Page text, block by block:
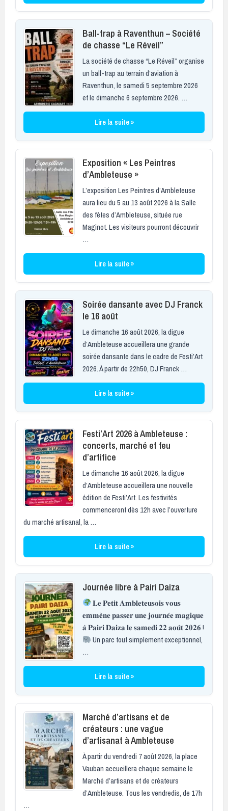
Ball-trap à Raventhun – Société
de chasse “Le Réveil”
La société de chasse “Le Réveil” organise
un ball-trap au terrain d’aviation à
Raventhun, le samedi 5 septembre 2026
et le dimanche 6 septembre 2026. …
Lire la suite »
Exposition « Les Peintres
d’Ambleteuse »
L’exposition Les Peintres d’Ambleteuse
aura lieu du 5 au 13 août 2026 à la Salle
des fêtes d’Ambleteuse, située rue
Maginot. Les visiteurs pourront découvrir
…
Lire la suite »
Soirée dansante avec DJ Franck
le 16 août
Le dimanche 16 août 2026, la digue
d’Ambleteuse accueillera une grande
soirée dansante dans le cadre de Festi’Art
2026. À partir de 22h50, DJ Franck …
Lire la suite »
Festi’Art 2026 à Ambleteuse :
concerts, marché et feu
d’artifice
Le dimanche 16 août 2026, la digue
d’Ambleteuse accueillera une nouvelle
édition de Festi’Art. Les festivités
commenceront dès 12h avec l’ouverture
du marché artisanal, la …
Lire la suite »
Journée libre à Pairi Daiza
𝐋𝐞 𝐏𝐞𝐭𝐢𝐭 𝐀𝐦𝐛𝐥𝐞𝐭𝐞𝐮𝐬𝐨𝐢𝐬 𝐯𝐨𝐮𝐬
𝐞𝐦𝐦𝐞̀𝐧𝐞 𝐩𝐚𝐬𝐬𝐞𝐫 𝐮𝐧𝐞 𝐣𝐨𝐮𝐫𝐧𝐞́𝐞 𝐦𝐚𝐠𝐢𝐪𝐮𝐞
𝐚̀ 𝐏𝐚𝐢𝐫𝐢 𝐃𝐚𝐢𝐳𝐚 𝐥𝐞 𝐬𝐚𝐦𝐞𝐝𝐢 𝟐𝟐 𝐚𝐨𝐮̂𝐭 𝟐𝟎𝟐𝟔 !
Un parc tout simplement exceptionnel,
…
Lire la suite »
Marché d’artisans et de
créateurs : une vague
d’artisanat à Ambleteuse
À partir du vendredi 7 août 2026, la place
Vauban accueillera chaque semaine le
Marché d’artisans et de créateurs
d’Ambleteuse. Tous les vendredis, de 17h
…